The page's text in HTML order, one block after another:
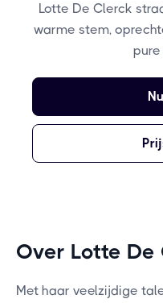
Lotte De Clerck
warme stem,
Over Lotte De
Met haar veelzijdige